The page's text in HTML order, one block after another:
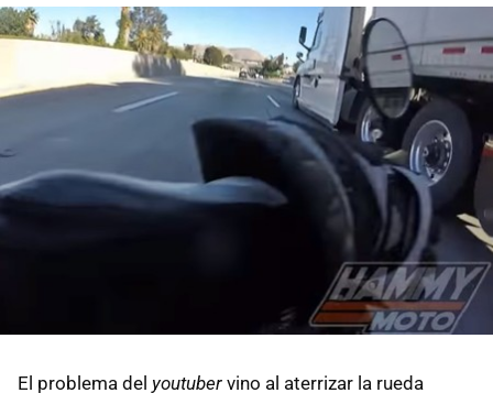
El problema del youtuber vino al aterrizar la rueda